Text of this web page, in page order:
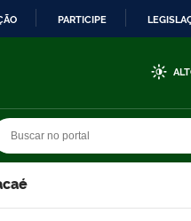
PARTICIPE